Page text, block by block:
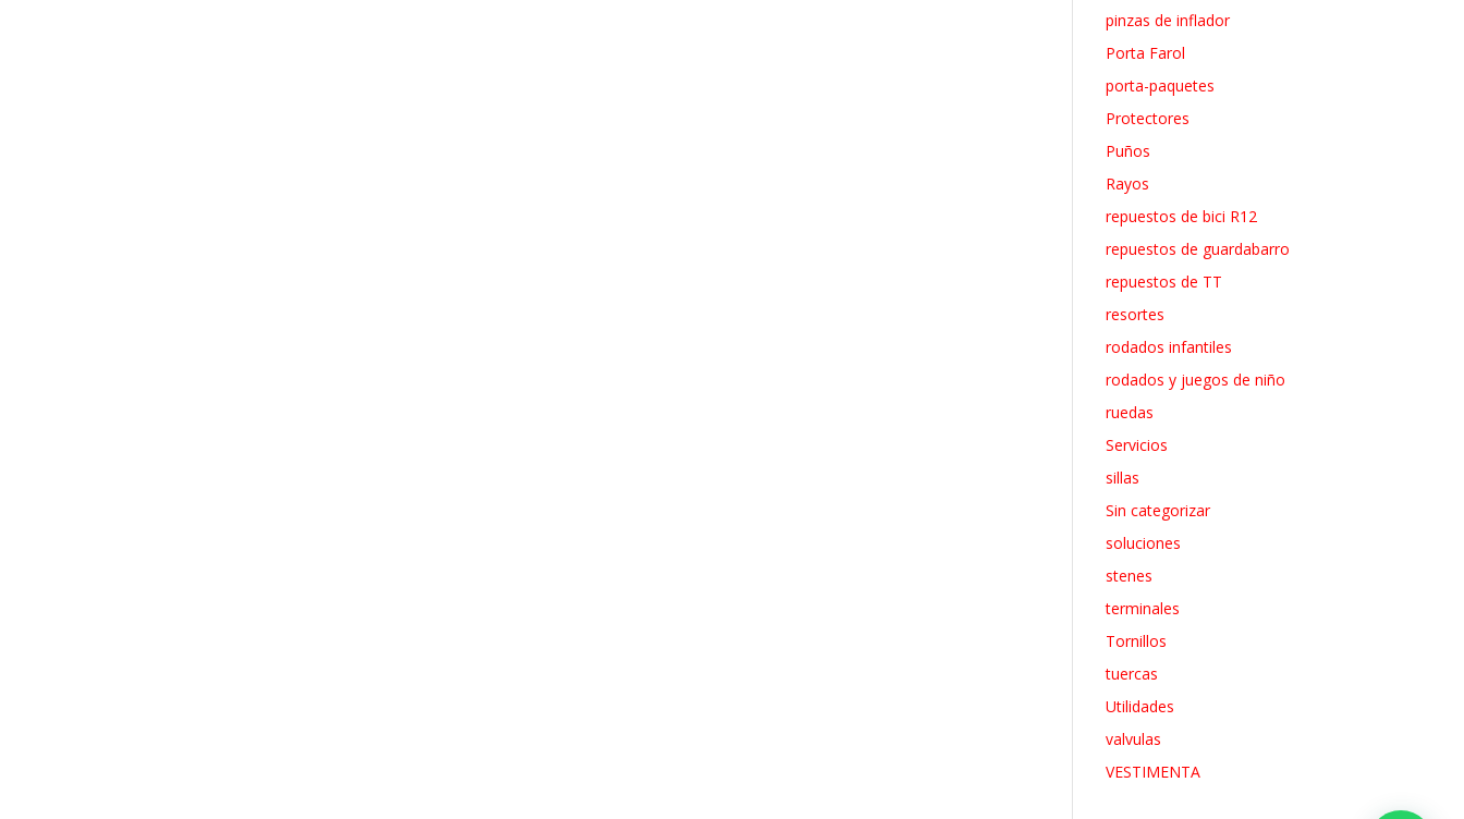
pinzas de inflador
Porta Farol
porta-paquetes
Protectores
Puños
Rayos
repuestos de bici R12
repuestos de guardabarro
repuestos de TT
resortes
rodados infantiles
rodados y juegos de niño
ruedas
Servicios
sillas
Sin categorizar
soluciones
stenes
terminales
Tornillos
tuercas
Utilidades
valvulas
VESTIMENTA